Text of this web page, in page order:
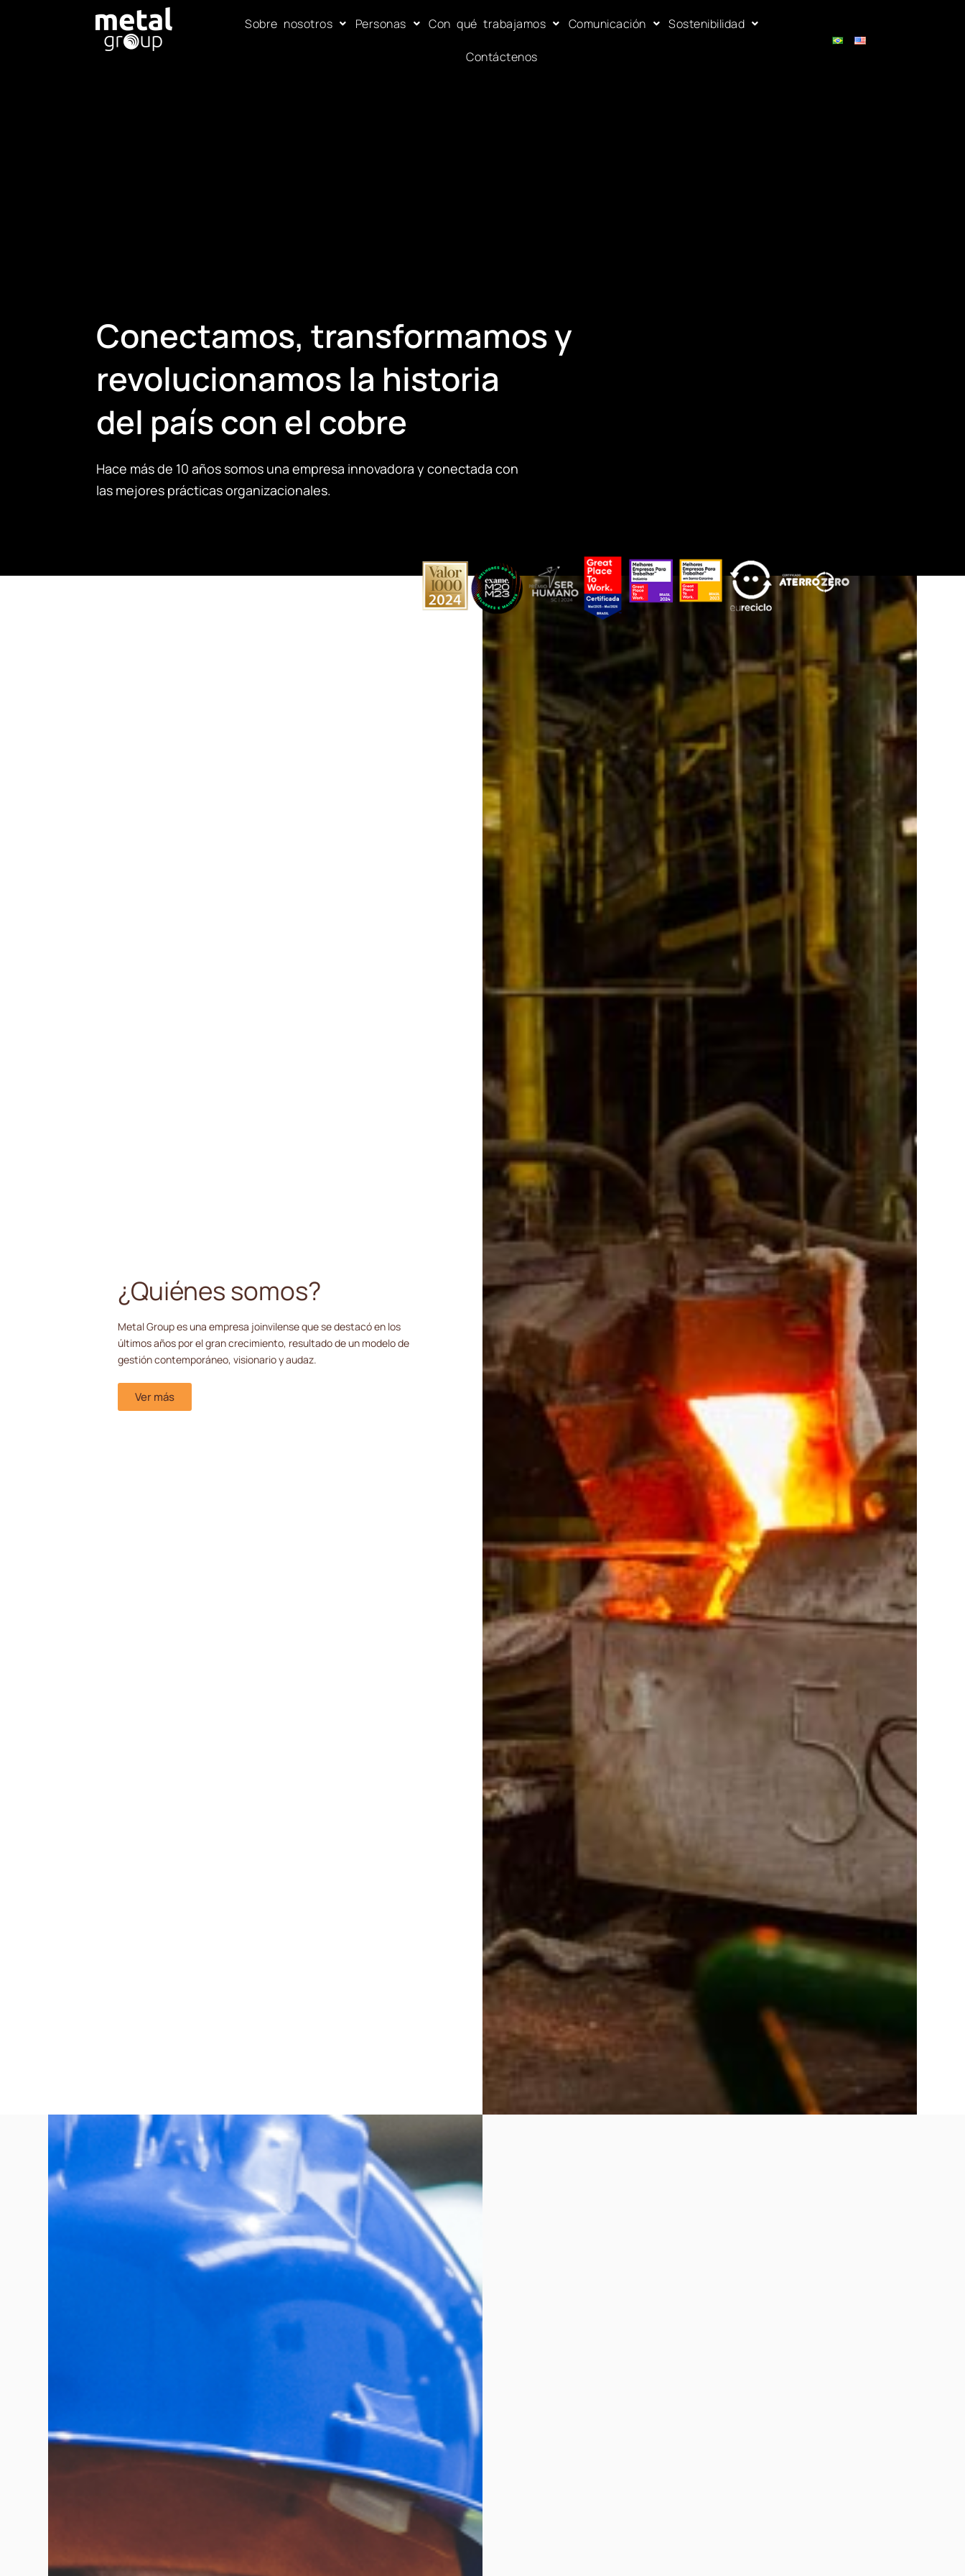
Sobre nosotros Personas Con qué trabajamos Comunicación Sostenibilidad
Contáctenos
Conectamos, transformamos y
revolucionamos la historia
del país con el cobre
Hace más de 10 años somos una empresa innovadora y conectada con
las mejores prácticas organizacionales.
¿Quiénes somos?
Metal Group es una empresa joinvilense que se destacó en los
últimos años por el gran crecimiento, resultado de un modelo de
gestión contemporáneo, visionario y audaz.
Ver más